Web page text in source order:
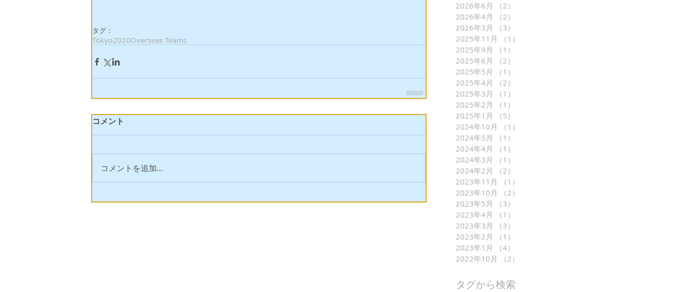
タグ：
Tokyo2020Overseas Teams
コメント
コメントを追加…
2026年6月 （2）
2026年4月
（2）
2026年3月
（3）
2025年11月
（1）
2025年9月
（1）
2025年6月
（2）
2025年5月
（1）
2025年4月
（2）
2025年3月
（1）
2025年2月
（1）
2025年1月
（5）
2024年10月
（1）
2024年5月
（1）
2024年4月
（1）
2024年3月
（1）
2024年2月
（2）
2023年11月
（1）
2023年10月
（2）
2023年5月
（3）
2023年4月
（1）
2023年3月
（3）
2023年2月
（1）
2023年1月
（4）
2022年10月
（2）
タグから検索